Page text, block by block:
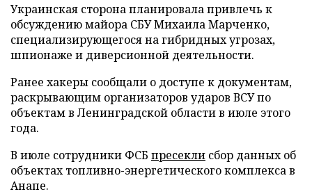
Украинская сторона планировала привлечь к
обсуждению майора СБУ Михаила Марченко,
специализирующегося на гибридных угрозах,
шпионаже и диверсионной деятельности.
Ранее хакеры сообщали о доступе к документам,
раскрывающим организаторов ударов ВСУ по
объектам в Ленинградской области в июле этого
года.
В июле сотрудники ФСБ пресекли сбор данных об
объектах топливно-энергетического комплекса в
Анапе.